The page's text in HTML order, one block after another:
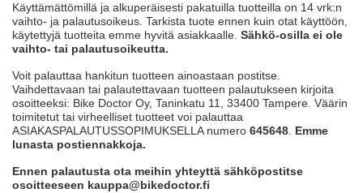
Käyttämättömillä ja alkuperäisesti pakatuilla tuotteilla on 14 vrk:n
vaihto- ja palautusoikeus. Tarkista tuote ennen kuin otat käyttöön,
käytettyjä tuotteita emme hyvitä asiakkaalle. Sähkö-osilla ei ole
vaihto- tai palautusoikeutta.
Voit palauttaa hankitun tuotteen ainoastaan postitse.
Vaihdettavaan tai palautettavaan tuotteen palautukseen kirjoita
osoitteeksi: Bike Doctor Oy, Taninkatu 11, 33400 Tampere. Väärin
toimitetut tai virheelliset tuotteet voi palauttaa
ASIAKASPALAUTUSSOPIMUKSELLA numero 645648. Emme
lunasta postiennakkoja.
Ennen palautusta ota meihin yhteyttä sähköpostitse
osoitteeseen kauppa@bikedoctor.fi